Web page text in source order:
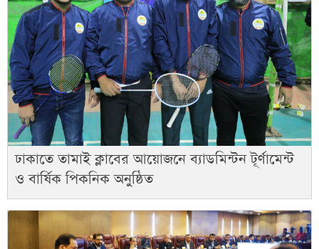
ঢাকাতে তামাই ক্লাবের আয়োজনে ব্যাডমিন্টন টূর্ণামেন্ট
ও বার্ষিক পিকনিক অনুষ্ঠিত